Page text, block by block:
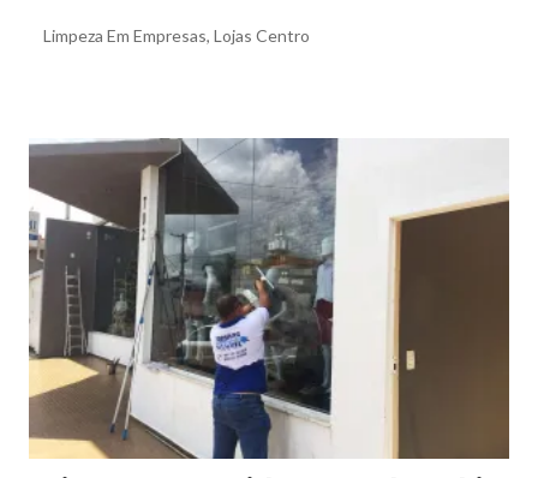
Limpeza Em Empresas, Lojas Centro
toda,...